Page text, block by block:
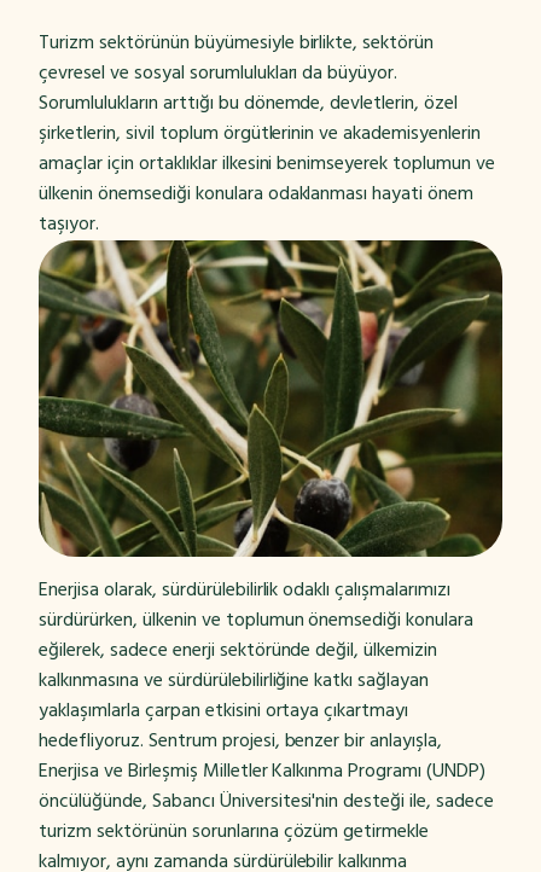
Turizm sektörünün büyümesiyle birlikte, sektörün
çevresel ve sosyal sorumlulukları da büyüyor.
Sorumlulukların arttığı bu dönemde, devletlerin, özel
şirketlerin, sivil toplum örgütlerinin ve akademisyenlerin
amaçlar için ortaklıklar ilkesini benimseyerek toplumun ve
ülkenin önemsediği konulara odaklanması hayati önem
taşıyor.
Enerjisa olarak, sürdürülebilirlik odaklı çalışmalarımızı
sürdürürken, ülkenin ve toplumun önemsediği konulara
eğilerek, sadece enerji sektöründe değil, ülkemizin
kalkınmasına ve sürdürülebilirliğine katkı sağlayan
yaklaşımlarla çarpan etkisini ortaya çıkartmayı
hedefliyoruz. Sentrum projesi, benzer bir anlayışla,
Enerjisa ve Birleşmiş Milletler Kalkınma Programı (UNDP)
öncülüğünde, Sabancı Üniversitesi'nin desteği ile, sadece
turizm sektörünün sorunlarına çözüm getirmekle
kalmıyor, aynı zamanda sürdürülebilir kalkınma